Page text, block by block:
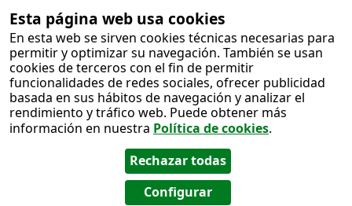
Esta página web usa cookies
En esta web se sirven cookies técnicas necesarias para
permitir y optimizar su navegación. También se usan
cookies de terceros con el fin de permitir
funcionalidades de redes sociales, ofrecer publicidad
basada en sus hábitos de navegación y analizar el
rendimiento y tráfico web. Puede obtener más
información en nuestra Política de cookies.